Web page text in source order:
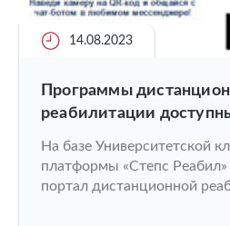
14.08.2023
Программы
реабилитации
Университетской
На базе Университетской
платформы «Степс Реабил»
портал дистанционной